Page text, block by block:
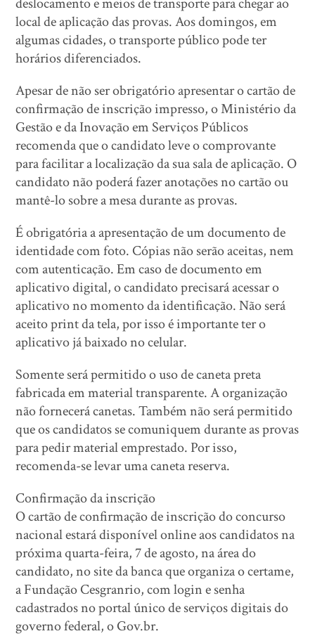
local de aplicação das provas. Aos domingos, em
algumas cidades, o transporte público pode ter
horários diferenciados.
Apesar de não ser obrigatório apresentar o cartão de
confirmação de inscrição impresso, o Ministério da
Gestão e da Inovação em Serviços Públicos
recomenda que o candidato leve o comprovante
para facilitar a localização da sua sala de aplicação. O
candidato não poderá fazer anotações no cartão ou
mantê-lo sobre a mesa durante as provas.
É obrigatória a apresentação de um documento de
identidade com foto. Cópias não serão aceitas, nem
com autenticação. Em caso de documento em
aplicativo digital, o candidato precisará acessar o
aplicativo no momento da identificação. Não será
aceito print da tela, por isso é importante ter o
aplicativo já baixado no celular.
Somente será permitido o uso de caneta preta
fabricada em material transparente. A organização
não fornecerá canetas. Também não será permitido
que os candidatos se comuniquem durante as provas
para pedir material emprestado. Por isso,
recomenda-se levar uma caneta reserva.
Confirmação da inscrição
O cartão de confirmação de inscrição do concurso
nacional estará disponível online aos candidatos na
próxima quarta-feira, 7 de agosto, na área do
candidato, no site da banca que organiza o certame,
a Fundação Cesgranrio, com login e senha
cadastrados no portal único de serviços digitais do
governo federal, o Gov.br.